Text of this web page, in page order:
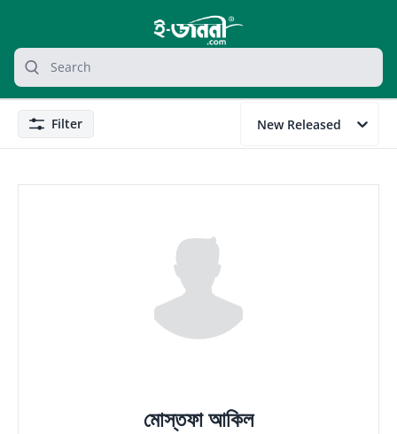
grocery search at header
Search
FilterFilter New Released
মোস্তফা আকিল